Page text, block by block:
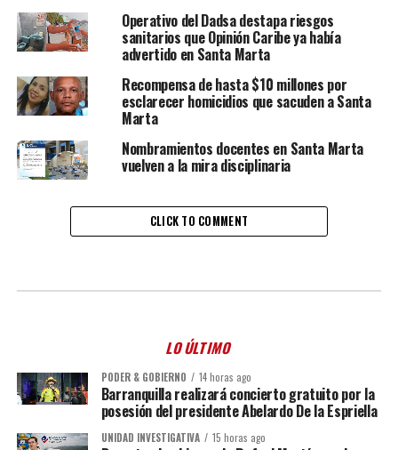
Operativo del Dadsa destapa riesgos
sanitarios que Opinión Caribe ya había
advertido en Santa Marta
Recompensa de hasta $10 millones por
esclarecer homicidios que sacuden a Santa
Marta
Nombramientos docentes en Santa Marta
vuelven a la mira disciplinaria
CLICK TO COMMENT
LO ÚLTIMO
PODER & GOBIERNO 14 horas ago
Barranquilla realizará concierto gratuito por la
posesión del presidente Abelardo De la Espriella
UNIDAD INVESTIGATIVA 15 horas ago